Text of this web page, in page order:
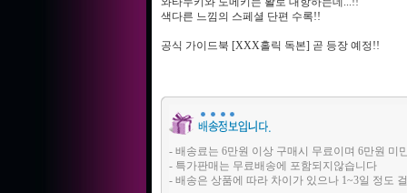
색다른 느낌의 스페셜 단편 수록!!
공식 가이드북 [XXX홀릭 독본] 곧 등장 예정!!
- 배송료는 6만원 이상 구매시 무료이며 6만원 미
- 특가판매는 무료배송에 포함되지않습니다
- 배송은 상품에 따라 차이가 있으나 1~3일 정도